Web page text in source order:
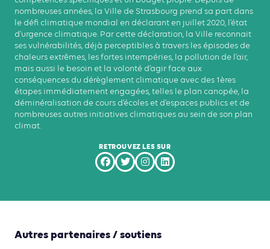
nombreuses années, la Ville de Strasbourg prend sa part dans
le défi climatique mondial en déclarant en juillet 2020, l’état
d’urgence climatique. Par cette déclaration, la Ville reconnait
ses vulnérabilités, déjà perceptibles à travers les épisodes de
chaleurs extrêmes, les fortes intempéries, la pollution de l’air,
mais aussi le besoin et la volonté d’agir face aux
conséquences du dérèglement climatique avec des 1ères
étapes immédiatement engagées, telles le plan canopée, la
déminéralisation de cours d’écoles et d’espaces publics et de
nombreuses autres initiatives climatiques au sein de son plan
climat.
RETROUVEZ LES SUR
Autres partenaires / soutiens